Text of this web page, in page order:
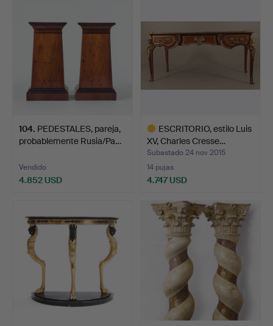
104. PEDESTALES, pareja,
probablemente Rusia/Pa…
Vendido
4.852 USD
ESCRITORIO, estilo Luis
XV, Charles Cresse…
Subastado 24 nov 2015
14 pujas
4.747 USD
seleccionado